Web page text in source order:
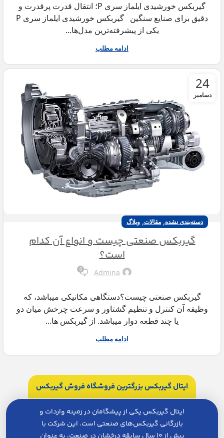
گیربکس خورشیدی ایلماز سری P؛ انتقال قدرت پرقدرت و
دقیق برای صنایع سنگین گیربکس خورشیدی ایلماز سری P
یکی از پیشرفته‌ترین مدل‌ها...
ادامه مطلب
24
دسامبر
دسته‌بندی نشده, مقالات, وبلاگ
گیربکس صنعتی چیست و انواع آن کدام
است؟
Admina
0
گیربکس صنعتی چیست؟دستگاهی مکانیکی میباشد، که
وظیفه آن کنترل و تنظیم گشتاور و سرعت چرخش میان دو
یا چند قطعه دوار میباشد. از گیربکس ها...
ادامه مطلب
ایتال گیربکس بزرگترین فروشگاه فروش گیربکس
ایتال گیربکس یکی از پیشگامان در زمینه واردات و
بازرگانی گیربکس‌های صنعتی است. این شرکت با